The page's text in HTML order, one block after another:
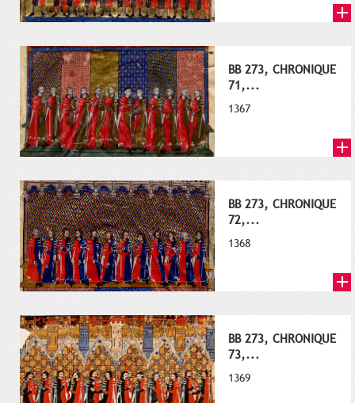
BB 273, CHRONIQUE
71,...
1367
BB 273, CHRONIQUE
72,...
1368
BB 273, CHRONIQUE
73,...
1369